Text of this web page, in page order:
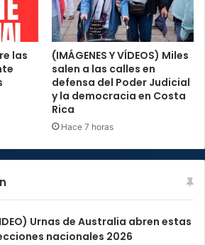
las
(IMÁGENES Y VÍDEOS) Miles
salen a las calles en
defensa del Poder Judicial
y la democracia en Costa
Rica
Hace 7 horas
Urnas de Australia abren estas
nacionales 2026